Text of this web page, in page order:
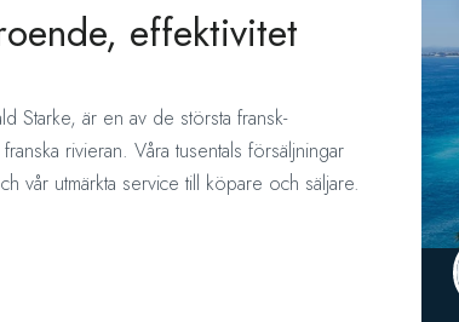
effektivitet
Starke, är en av de största fransk-
rivieran. Våra tusentals försäljningar
vår utmärkta service till köpare och säljare.